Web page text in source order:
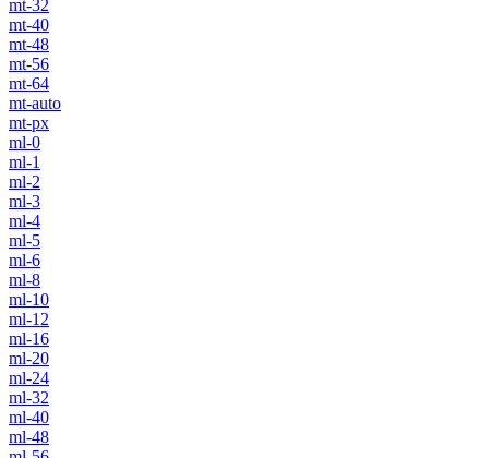
mt-32
mt-40
mt-48
mt-56
mt-64
mt-auto
mt-px
ml-0
ml-1
ml-2
ml-3
ml-4
ml-5
ml-6
ml-8
ml-10
ml-12
ml-16
ml-20
ml-24
ml-32
ml-40
ml-48